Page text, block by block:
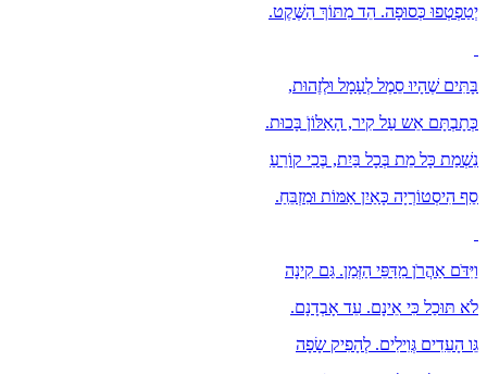
יְטַפְטְפוּ כְּסוּפָה. הֵד מִתּוֹךְ הַשֶּׁקֶט.
בָּתִּים שֶׁהָיוּ סֵמֶל לְעָמָל וּלְזֶהוּת,
כְּתָבְתָּם אֵש עַל קִיר, הָאַלּוֹןֹ בָּכוּת.
נִשְׁמַת כָּל מֵת בְּכָל בַּיִת, בֶּכִי קוֹרֵעַ
סַף הִיסְטוֹרְיָה כָּאַיִן אַמּוֹת וּמִזְבֵּחַ.
וַיִּדֹּם אַהֲרֹן מִדַּפֵּי הַזְּמַן. גַּם קִינָה
לֹא תּוּכַל כִּי אֵינָם. עֵד אָבְדָנָם.
גֵּו הָעֵדִים גְּוִילִים. לְהָפִיק שָׂפָה